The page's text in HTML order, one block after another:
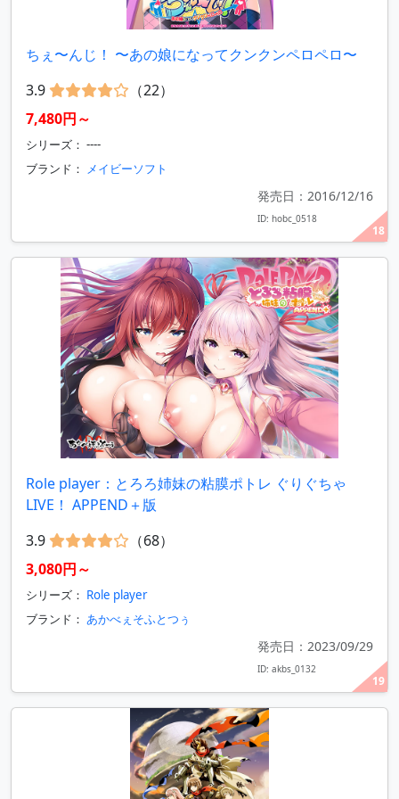
18
ちぇ〜んじ！ 〜あの娘になってクンクンペロペロ〜
3.9
（22）
7,480円～
シリーズ： ----
ブランド： メイビーソフト
発売日：2016/12/16
ID: hobc_0518
19
Role player：とろろ姉妹の粘膜ポトレ ぐりぐちゃ
LIVE！ APPEND＋版
3.9
（68）
3,080円～
シリーズ： Role player
ブランド： あかべぇそふとつぅ
発売日：2023/09/29
ID: akbs_0132